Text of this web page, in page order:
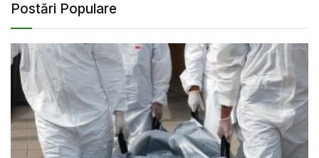
Postări Populare